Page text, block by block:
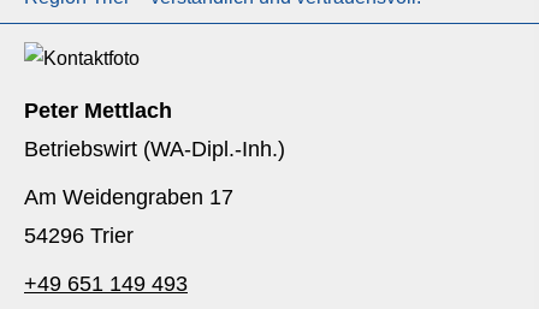
Peter Mettlach
Betriebswirt (WA-Dipl.-Inh.)
Am Weidengraben 17
54296 Trier
+49 651 149 493